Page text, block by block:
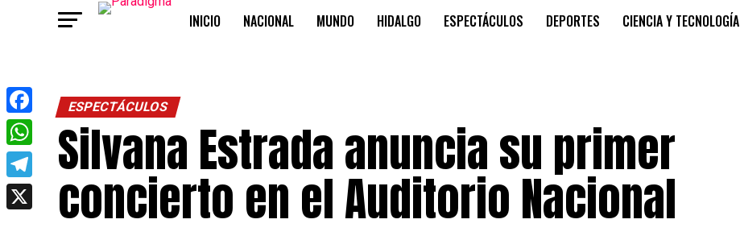
INICIO NACIONAL MUNDO HIDALGO ESPECTÁCULOS DEPORTES CIENCIA Y TECNOLOGÍA
ESPECTÁCULOS
Silvana Estrada anuncia su primer
concierto en el Auditorio Nacional
Facebook
WhatsApp
Telegram